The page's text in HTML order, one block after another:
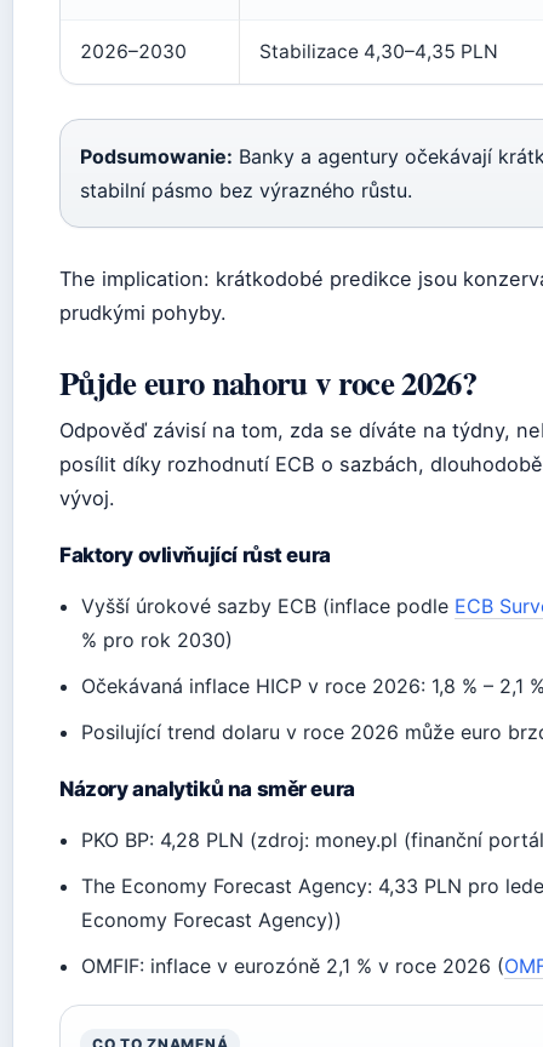
2026–2030 Stabilizace 4,30–4,35 PLN
Podsumowanie: Banky a agentury očekávají
stabilní pásmo bez výrazného růstu.
The implication: krátkodobé predikce jsou
prudkými pohyby.
Půjde euro nahoru v roce 2026?
Odpověď závisí na tom, zda se díváte na týdny,
posílit díky rozhodnutí ECB o sazbách,
vývoj.
Faktory ovlivňující růst eura
Vyšší úrokové sazby ECB (inflace podle ECB
% pro rok 2030)
Očekávaná inflace HICP v roce 2026: 1,8 % – 2,1
Posilující trend dolaru v roce 2026 může euro
Názory analytiků na směr eura
PKO BP: 4,28 PLN (zdroj: money.pl (finanční
The Economy Forecast Agency: 4,33 PLN pro
Economy Forecast Agency))
OMFIF: inflace v eurozóně 2,1 % v roce 2026 (